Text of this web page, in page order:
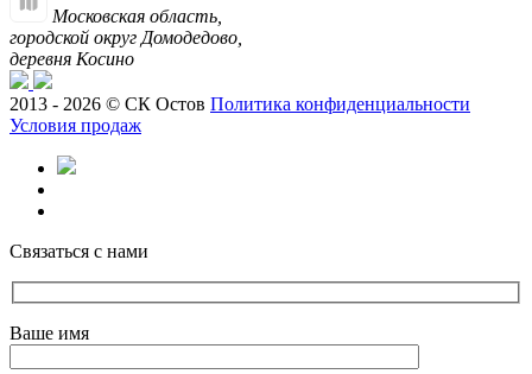
Московская область,
городской округ Домодедово,
деревня Косино
2013 - 2026 © СК Остов Политика конфиденциальности
Условия продаж
Связаться с нами
Ваше имя